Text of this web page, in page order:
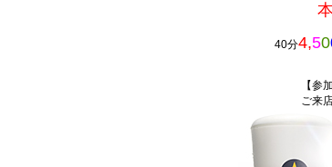
本
40分4,50
【参
ご来